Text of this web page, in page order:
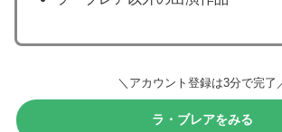
＼アカウント登録は3分で完了
ラ・ブレアをみる